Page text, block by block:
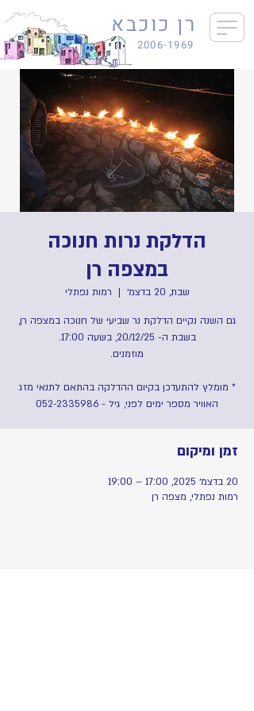
רן כוכבא
2006-1969
הדלקת נרות חנוכה
במצפה רן
שבת, 20 בדצמ׳
  |
רמות נפתלי
גם השנה נקיים הדלקת נר שביעי של חנוכה במצפה רן,
* מומלץ להתעדכן בקיום ההדלקה בהתאם לתנאי מזג
האוויר מספר ימים לפני, גיל - 052-2335986
זמן ומיקום
20 בדצמ׳ 2025, 17:00 – 19:00
רמות נפתלי, מצפה רן